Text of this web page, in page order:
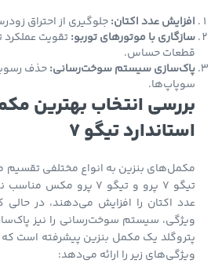
عدد اکتان:جلوگیری از احتراق زودرس و
با موتورهای توربو:تقویت عملکرد
حساس.
سیستم سوخت‌رسانی:حذف رسوبات از
انتخاب بهترین مکمل
تیگو 7
بنزین به انواع مختلفی تقسیم
تیگو 7 پرو و تیگو 7 پرو مکس
اکتان را افزایش می‌دهند، در حالی که
یک مکمل بنزین پیشرفته است که علاوه
زیر را ارائه می‌دهد: